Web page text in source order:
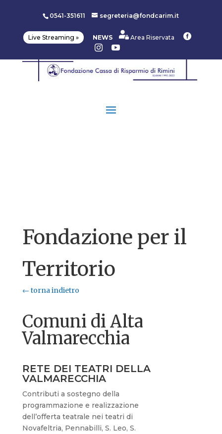
0541-351611 segreteria@fondcarim.it
Live Streaming » NEWS Area Riservata



Fondazione per il
Territorio
← torna indietro
Comuni di Alta
Valmarecchia
RETE DEI TEATRI DELLA
VALMARECCHIA
Contributi a sostegno della
programmazione e realizzazione
dell’offerta teatrale nei teatri di
Novafeltria, Pennabilli, S. Leo, S.